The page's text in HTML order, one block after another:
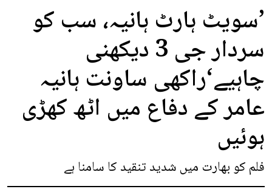
’سویٹ ہارٹ ہانیہ، سب کو
سردار جی 3 دیکھنی
چاہیے‘راکھی ساونت ہانیہ
عامر کے دفاع میں اٹھ کھڑی
ہوئیں
فلم کو بھارت میں شدید تنقید کا سامنا ہے